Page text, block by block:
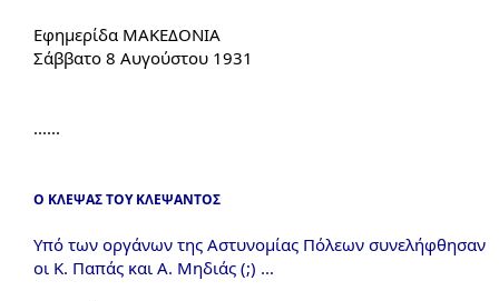
Εφημερίδα ΜΑΚΕΔΟΝΙΑ
Σάββατο 8 Αυγούστου 1931​
......​
Ο ΚΛΕΨΑΣ ΤΟΥ ΚΛΕΨΑΝΤΟΣ
Υπό των οργάνων της Αστυνομίας Πόλεων συνελήφθησαν
οι Κ. Παπάς και Α. Μηδιάς (;) ...